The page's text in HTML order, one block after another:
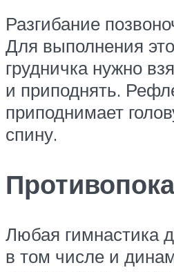
Разгибание
Для выполнения
грудничка нужно
и приподнять.
приподнимает
спину.
Любая гимнастика
в том числе и